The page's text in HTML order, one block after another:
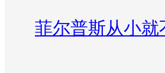
菲尔普斯从小